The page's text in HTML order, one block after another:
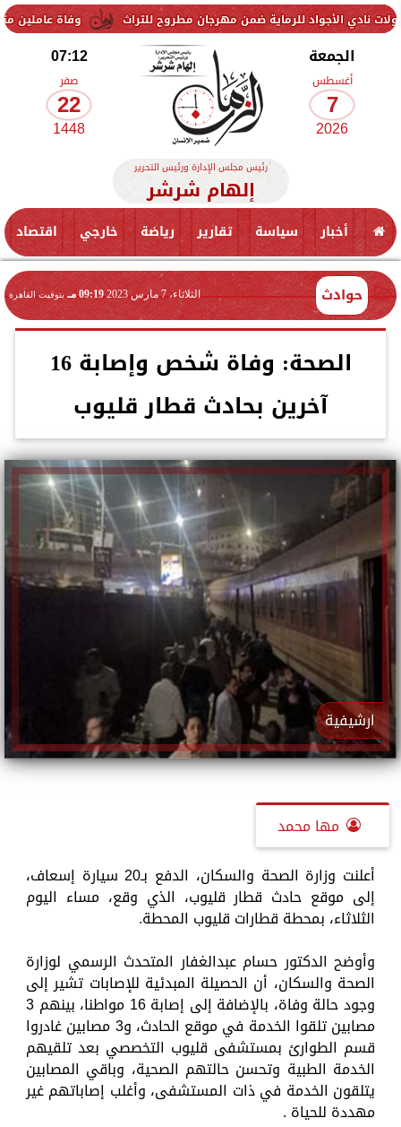
وفاة عاملين متأثرين للرماية ضمن مهرجان مطروح للتراث
الجمعة
أغسطس
7
2026
07:12
صفر
22
1448
رئيس مجلس الإدارة ورئيس التحرير
إلهام شرشر
أخبار سياسة تقارير رياضة خارجي اقتصاد
حوادث الثلاثاء، 7 مارس 2023 09:19 مـ بتوقيت القاهرة
الصحة: وفاة شخص وإصابة 16
آخرين بحادث قطار قليوب
ارشيفية
مها محمد
أعلنت وزارة الصحة والسكان، الدفع بـ20 سيارة إسعاف،
إلى موقع حادث قطار قليوب، الذي وقع، مساء اليوم
الثلاثاء، بمحطة قطارات قليوب المحطة.
وأوضح الدكتور حسام عبدالغفار المتحدث الرسمي لوزارة
الصحة والسكان، أن الحصيلة المبدئية للإصابات تشير إلى
وجود حالة وفاة، بالإضافة إلى إصابة 16 مواطنا، بينهم 3
مصابين تلقوا الخدمة في موقع الحادث، و3 مصابين غادروا
قسم الطوارئ بمستشفى قليوب التخصصي بعد تلقيهم
الخدمة الطبية وتحسن حالتهم الصحية، وباقي المصابين
يتلقون الخدمة في ذات المستشفى، وأغلب إصاباتهم غير
مهددة للحياة .